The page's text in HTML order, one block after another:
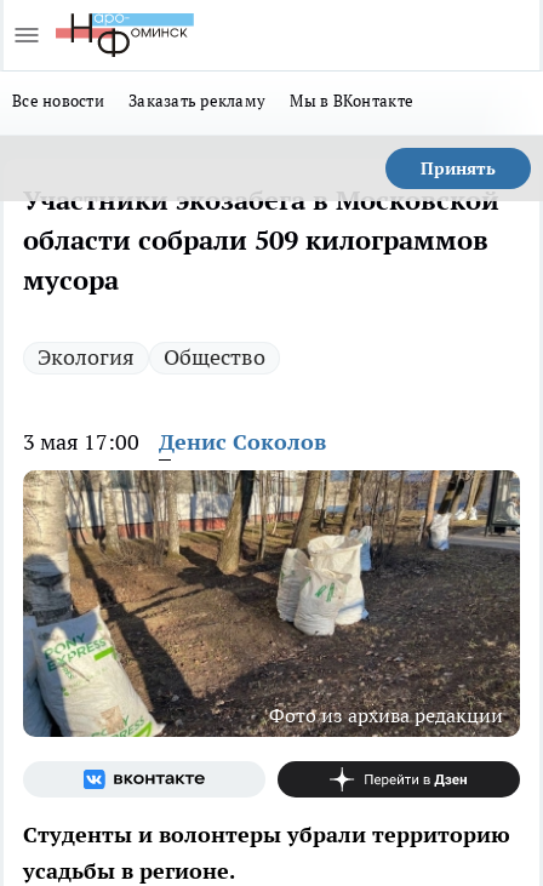
Все новости Заказать рекламу Мы в ВКонтакте
Принять
Участники экозабега в Московской
области собрали 509 килограммов
мусора
Экология Общество
3 мая 17:00 Денис Соколов
Фото из архива редакции
Студенты и волонтеры убрали территорию
усадьбы в регионе.